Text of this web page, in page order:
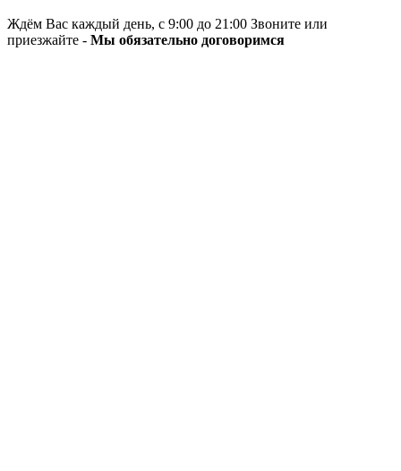
Ждём Вас каждый день, с 9:00 до 21:00 Звоните или
приезжайте - Мы обязательно договоримся